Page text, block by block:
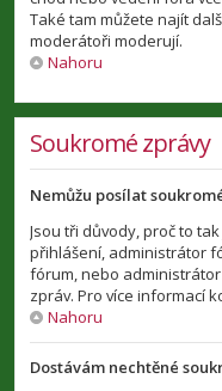
Také tam můžete najít
moderátoři moderují.
Nahoru
Soukromé zprávy
Nemůžu posílat
Jsou tři důvody, proč to
přihlášení, administrátor
fórum, nebo
zpráv. Pro více informací
Nahoru
Dostávám nechtěné